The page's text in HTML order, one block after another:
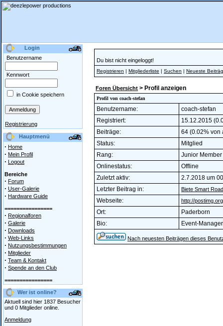
Login
Benutzername
Kennwort
in Cookie speichern
Registrierung
Hauptmenü
· Home
· Mein Profil
· Logout
Bereiche
· Forum
· User-Galerie
· Hardware Guide
================
· Regionalforen
· Galerie
· Downloads
· Web-Links
· Nutzungsbestimmungen
· Mitglieder
· Team & Kontakt
· Spende an den Club
================
Wer ist online?
Aktuell sind hier 1837 Besucher
und 0 Mitglieder online.
Anmeldung
Du bist nicht eingeloggt!
Registrieren | Mitgliederliste | Suchen | Neueste
Foren Übersicht > Profil anzeigen
Profil von coach-stefan
Benutzername:
coach-stefan
Registriert:
15.12.2015
Beiträge:
64 (0.02% von
Status:
Mitglied
Rang:
Junior Member
Onlinestatus:
Offline
Zuletzt aktiv:
2.7.2018 um
Letzter Beitrag in:
Biete Smart
Webseite: http://
Ort:
Paderborn
Bio:
Event-Manager
Nach neuesten Beiträgen dieses